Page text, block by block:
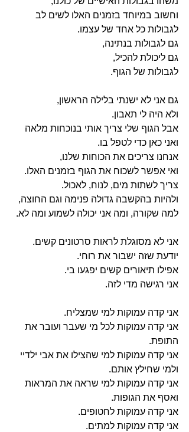
וחשוב במיוחד בזמנים האלו לשים לב
לגבולות כל אחד של עצמו.
גם לגבולות בנתינה,
גם ליכולת להכיל,
לגבולות של הגוף.
גם אני לא ישנתי בלילה הראשון,
ולא היה לי תאבון.
אבל הגוף שלי צריך אותי בנוכחות מלאה
ואני כאן כדי לטפל בו.
אנחנו צריכים את הכוחות שלנו,
ואי אפשר לשכוח את הגוף בזמנים האלו.
צריך לשתות מים, לנוח, לאכול.
ולהיות בהקשבה גדולה פנימה וגם החוצה,
למה שקורה, ומה אני יכולה לשמוע ומה לא.
אני לא מסוגלת לראות סרטונים קשים.
יודעת שזה ישבור את רוחי.
אפילו תיאורים קשים יפגעו בי.
אני רגישה מדי לזה.
אני קדה עמוקות למי שמצליח.
אני קדה עמוקות לכל מי שעבר ועובר את
התופת.
אני קדה עמוקות למי שהצילו את אבי ילדיי
ולמי שחילץ אותם.
אני קדה עמוקות למי שראה את המראות
ואסף את הגופות.
אני קדה עמוקות לחטופים.
אני קדה עמוקות למתים.